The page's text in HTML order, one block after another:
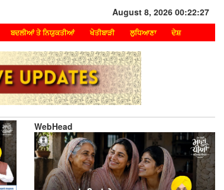
August 8, 2026 00:22:27
ਬਦਲੀਆਂ ਤੇ ਨਿਯੁਕਤੀਆਂ ਖੇਤੀਬਾੜੀ ਲੁਧਿਆਣਾ ਦੇਸ਼
WebHead